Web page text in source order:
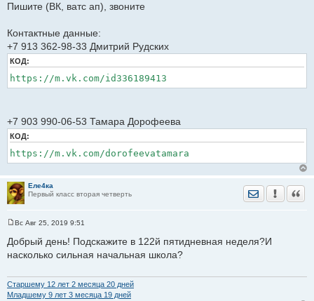
Пишите (ВК, ватс ап), звоните
Контактные данные:
+7 913 362-98-33 Дмитрий Рудских
КОД:
https://m.vk.com/id336189413
+7 903 990-06-53 Тамара Дорофеева
КОД:
https://m.vk.com/dorofeevatamara
Еле4ка
Первый класс вторая четверть
Отправить
о
б
н
и
е
Вс Авг 25, 2019 9:51
Добрый день! Подскажите в 122й пятидневная неделя?И
насколько сильная начальная школа?
Старшему 12 лет 2 месяца 20 дней
Младшему 9 лет 3 месяца 19 дней